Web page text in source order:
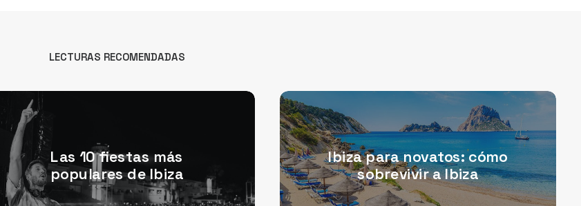
LECTURAS RECOMENDADAS
Las 10 fiestas más
populares de Ibiza
Ibiza para novatos: cómo
sobrevivir a Ibiza